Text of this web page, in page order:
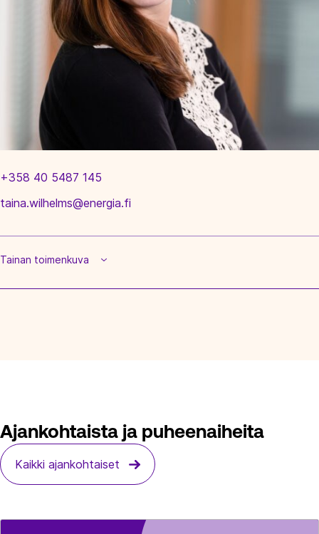
+358 40 5487 145
taina.wilhelms@energia.fi
Tainan toimenkuva
Ajankohtaista ja puheenaiheita
Kaikki ajankohtaiset